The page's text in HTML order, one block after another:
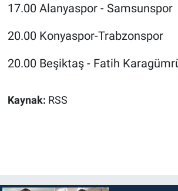
17.00 Alanyaspor - Samsunspor
20.00 Konyaspor-Trabzonspor
20.00 Beşiktaş - Fatih
Kaynak: RSS